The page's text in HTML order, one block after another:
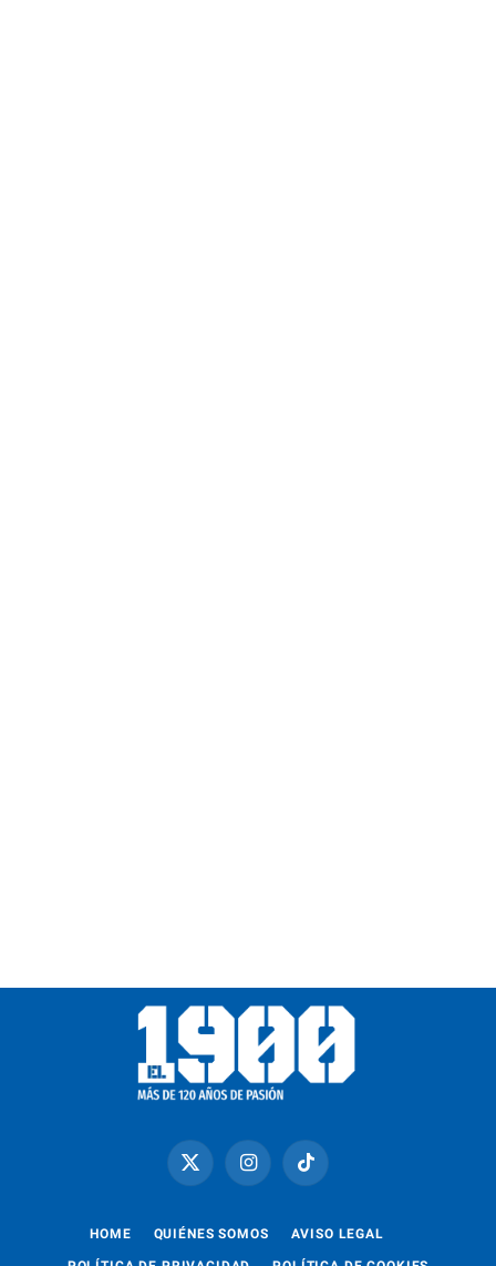
X
(Twitter)
InstagramTikTok
HOME QUIÉNES SOMOS AVISO LEGAL